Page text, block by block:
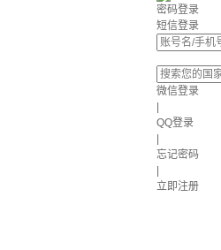
密码登录
短信登录
微信登录
QQ登录
忘记密码
立即注册